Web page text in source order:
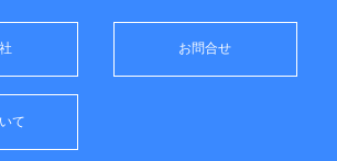
お問合せ
て